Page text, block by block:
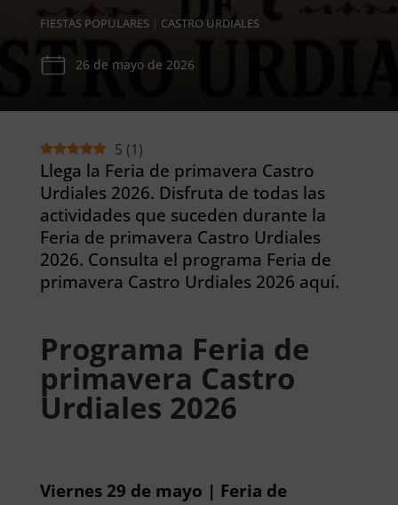
FIESTAS POPULARES| CASTRO URDIALES
26 de mayo de 2026
5 (1)
Llega la Feria de primavera Castro
Urdiales 2026. Disfruta de todas las
actividades que suceden durante la
Feria de primavera Castro Urdiales
2026. Consulta el programa Feria de
primavera Castro Urdiales 2026 aquí.
Programa Feria de
primavera Castro
Urdiales 2026
Viernes 29 de mayo | Feria de